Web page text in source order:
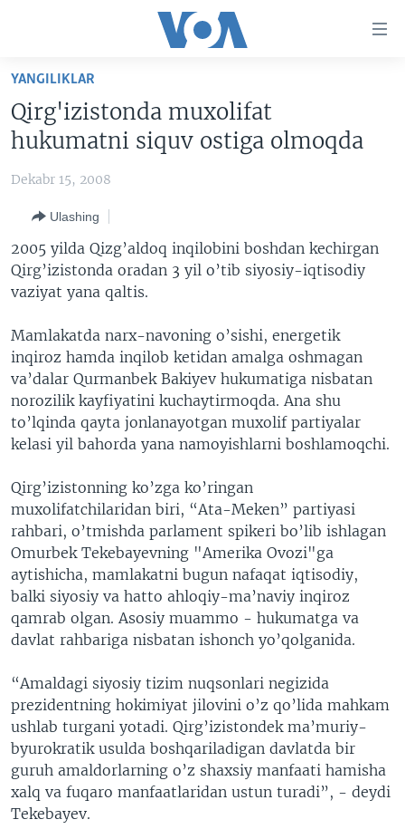
Boshiga
Qidiruvga
o'ting
AMERIKA
VATANDOSHLAR
MULTIMEDIA
AMERIKA MANZARALARI
VASHINGTON CHOYXONASI
MOBIL-SALOM!
VIDEO
XABARLAR SURATLARDA
IJTIMOIY TARMOQLAR
YOUTUBE
INSTAGRAM
ODNOKLASSNIKI
TELEGRAM
TWITTER
SOUNDCLOUD
EDITORIAL
Learning English
YANGILIKLAR
Qirg'izistonda muxolifat
hukumatni siquv ostiga olmoqda
Dekabr 15, 2008
Ulashing
2005 yilda Qizg’aldoq inqilobini boshdan kechirgan
Qirg’izistonda oradan 3 yil o’tib siyosiy-iqtisodiy
vaziyat yana qaltis.
Mamlakatda narx-navoning o’sishi, energetik
inqiroz hamda inqilob ketidan amalga oshmagan
va’dalar Qurmanbek Bakiyev hukumatiga nisbatan
norozilik kayfiyatini kuchaytirmoqda. Ana shu
to’lqinda qayta jonlanayotgan muxolif partiyalar
kelasi yil bahorda yana namoyishlarni boshlamoqchi.
Qirg’izistonning ko’zga ko’ringan
muxolifatchilaridan biri, “Ata-Meken” partiyasi
rahbari, o’tmishda parlament spikeri bo’lib ishlagan
Omurbek Tekebayevning "Amerika Ovozi"ga
aytishicha, mamlakatni bugun nafaqat iqtisodiy,
balki siyosiy va hatto ahloqiy-ma’naviy inqiroz
qamrab olgan. Asosiy muammo - hukumatga va
davlat rahbariga nisbatan ishonch yo’qolganida.
“Amaldagi siyosiy tizim nuqsonlari negizida
prezidentning hokimiyat jilovini o’z qo’lida mahkam
ushlab turgani yotadi. Qirg’izistondek ma’muriy-
byurokratik usulda boshqariladigan davlatda bir
guruh amaldorlarning o’z shaxsiy manfaati hamisha
xalq va fuqaro manfaatlaridan ustun turadi”, - deydi
Tekebayev.